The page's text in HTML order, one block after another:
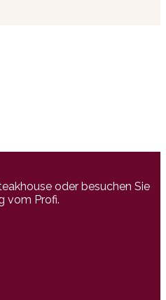
oder besuchen Sie
vom Profi.